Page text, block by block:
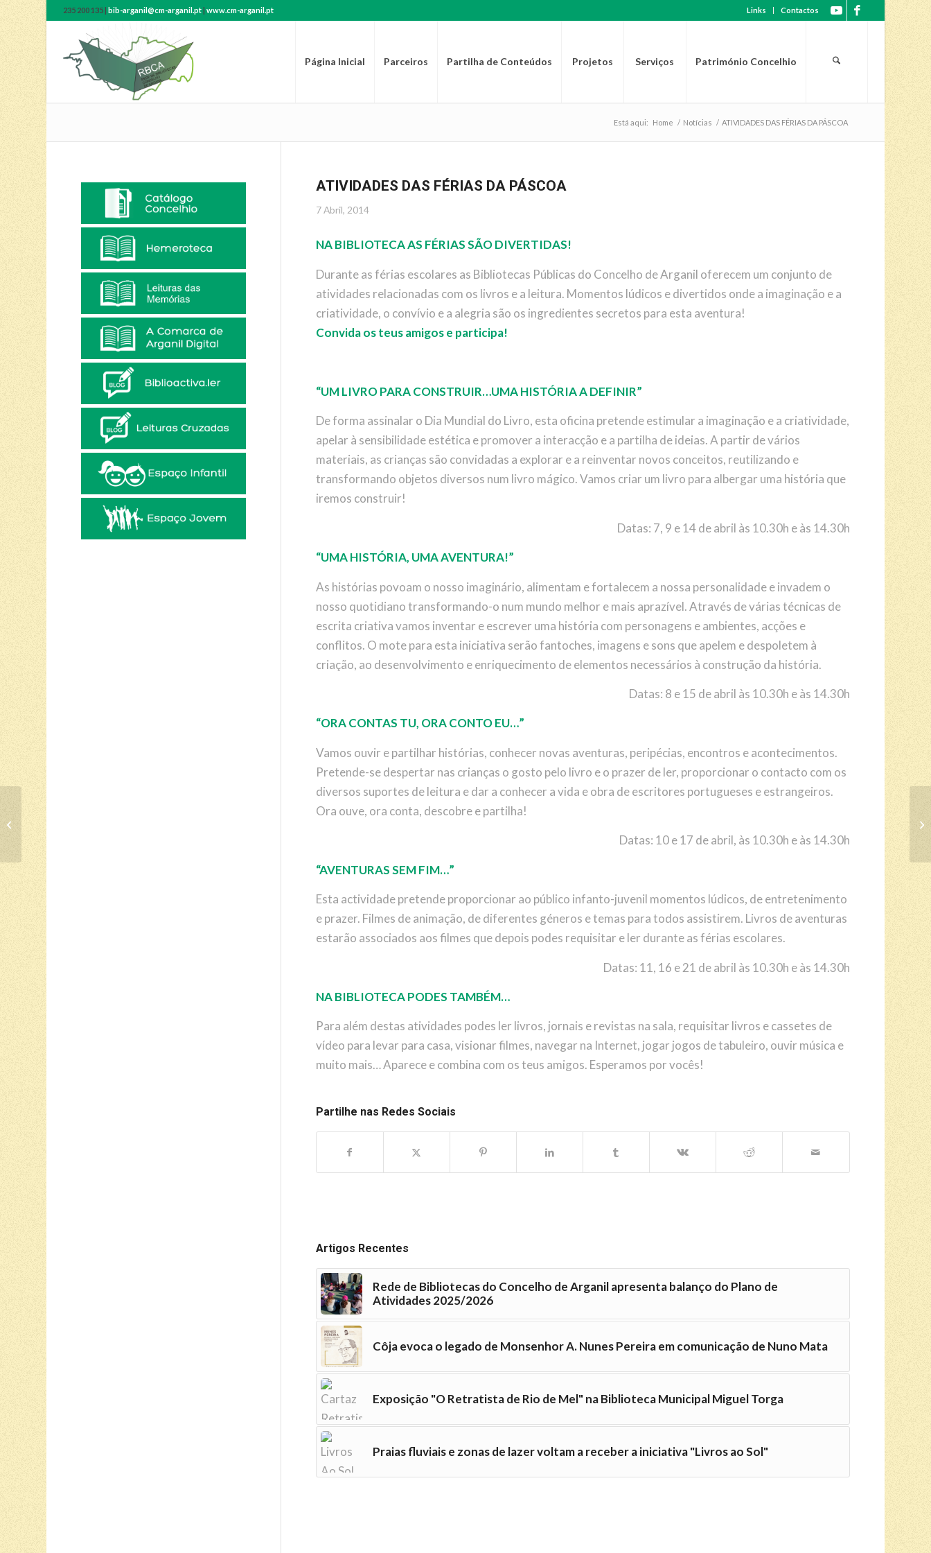
Links Contactos
235 200 135 |bib-arganil@cm-arganil.pt|www.cm-arganil.pt
Página Inicial Parceiros Partilha de Conteúdos Projetos Serviços Património Concelhio
Está aqui: Home / Notícias / ATIVIDADES DAS FÉRIAS DA PÁSCOA
ATIVIDADES DAS FÉRIAS DA PÁSCOA
7 Abril, 2014
NA BIBLIOTECA AS FÉRIAS SÃO DIVERTIDAS!
Durante as férias escolares as Bibliotecas Públicas do Concelho de Arganil oferecem um conjunto de
atividades relacionadas com os livros e a leitura. Momentos lúdicos e divertidos onde a imaginação e a
criatividade, o convívio e a alegria são os ingredientes secretos para esta aventura!
Convida os teus amigos e participa!
“UM LIVRO PARA CONSTRUIR…UMA HISTÓRIA A DEFINIR”
De forma assinalar o Dia Mundial do Livro, esta oficina pretende estimular a imaginação e a criatividade,
apelar à sensibilidade estética e promover a interacção e a partilha de ideias. A partir de vários
materiais, as crianças são convidadas a explorar e a reinventar novos conceitos, reutilizando e
transformando objetos diversos num livro mágico. Vamos criar um livro para albergar uma história que
iremos construir!
Datas: 7, 9 e 14 de abril às 10.30h e às 14.30h
“UMA HISTÓRIA, UMA AVENTURA!”
As histórias povoam o nosso imaginário, alimentam e fortalecem a nossa personalidade e invadem o
nosso quotidiano transformando-o num mundo melhor e mais aprazível. Através de várias técnicas de
escrita criativa vamos inventar e escrever uma história com personagens e ambientes, acções e
conflitos. O mote para esta iniciativa serão fantoches, imagens e sons que apelem e despoletem à
criação, ao desenvolvimento e enriquecimento de elementos necessários à construção da história.
Datas: 8 e 15 de abril às 10.30h e às 14.30h
“ORA CONTAS TU, ORA CONTO EU…”
Vamos ouvir e partilhar histórias, conhecer novas aventuras, peripécias, encontros e acontecimentos.
Pretende-se despertar nas crianças o gosto pelo livro e o prazer de ler, proporcionar o contacto com os
diversos suportes de leitura e dar a conhecer a vida e obra de escritores portugueses e estrangeiros.
Ora ouve, ora conta, descobre e partilha!
Datas: 10 e 17 de abril, às 10.30h e às 14.30h
“AVENTURAS SEM FIM…”
Esta actividade pretende proporcionar ao público infanto-juvenil momentos lúdicos, de entretenimento
e prazer. Filmes de animação, de diferentes géneros e temas para todos assistirem. Livros de aventuras
estarão associados aos filmes que depois podes requisitar e ler durante as férias escolares.
Datas: 11, 16 e 21 de abril às 10.30h e às 14.30h
NA BIBLIOTECA PODES TAMBÉM…
Para além destas atividades podes ler livros, jornais e revistas na sala, requisitar livros e cassetes de
vídeo para levar para casa, visionar filmes, navegar na Internet, jogar jogos de tabuleiro, ouvir música e
muito mais… Aparece e combina com os teus amigos. Esperamos por vocês!
Partilhe nas Redes Sociais
Artigos Recentes
Rede de Bibliotecas do Concelho de Arganil apresenta balanço do Plano de
Atividades 2025/2026
Côja evoca o legado de Monsenhor A. Nunes Pereira em comunicação de Nuno Mata
Exposição "O Retratista de Rio de Mel" na Biblioteca Municipal Miguel Torga
Praias fluviais e zonas de lazer voltam a receber a iniciativa "Livros ao Sol"